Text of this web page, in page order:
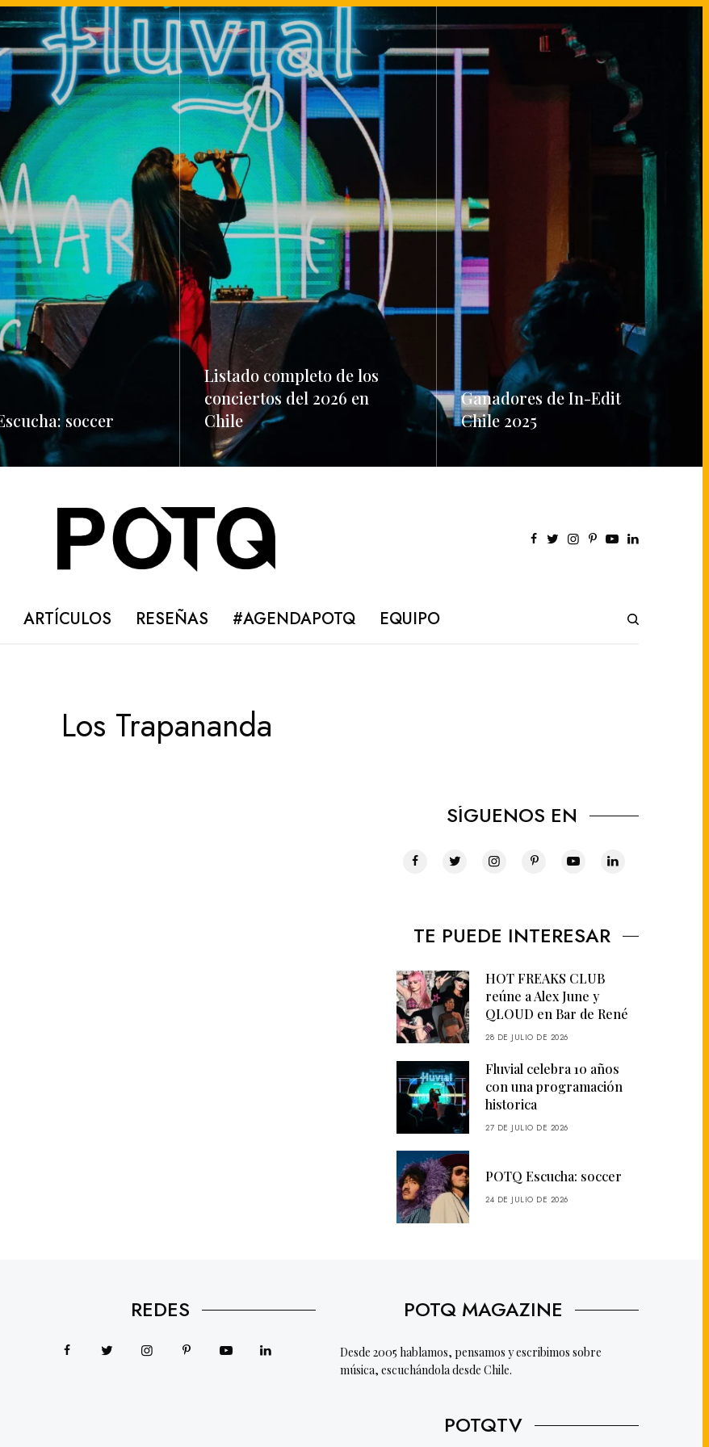
soccer
Listado completo de los
conciertos del 2026 en
Chile
READ MORE
Ganadores de In-Edit
Chile 2025
ARTÍCULOS RESEÑAS #AGENDAPOTQ EQUIPO
Los Trapananda
SÍGUENOS EN
TE PUEDE INTERESAR
HOT FREAKS CLUB
reúne a Alex June y
QLOUD en Bar de René
28 DE JULIO DE 2026
Fluvial celebra 10 años
con una programación
historica
27 DE JULIO DE 2026
POTQ Escucha: soccer
24 DE JULIO DE 2026
REDES POTQ MAGAZINE
Desde 2005 hablamos, pensamos y escribimos sobre
música, escuchándola desde Chile.
POTQTV